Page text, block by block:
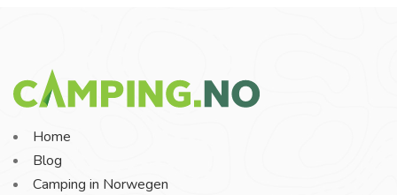
Home
Blog
Camping in Norwegen